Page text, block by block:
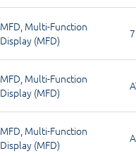
MFD, Multi-Function
Display (MFD)
MFD, Multi-Function
Display (MFD)
MFD, Multi-Function
Display (MFD)